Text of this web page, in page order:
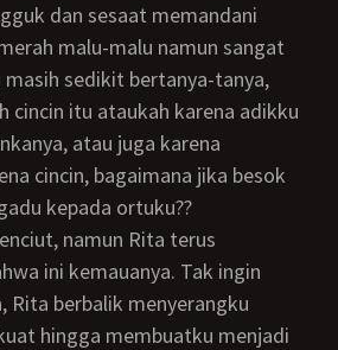
malu-malu namun sangat
masih sedikit bertanya-tanya,
cincin itu ataukah karena adikku
atau juga karena
cincin, bagaimana jika besok
kepada ortuku??
ini kemauanya. Tak ingin
Rita berbalik menyerangku
hingga membuatku menjadi